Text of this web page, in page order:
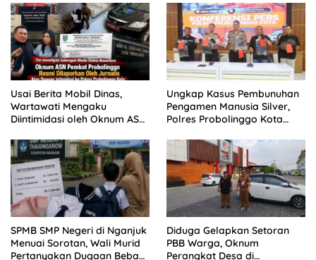
KELUARGA KORBAN
MENGAMUK DI PN MALANG
Usai Berita Mobil Dinas,
Wartawati Mengaku
Diintimidasi oleh Oknum ASN
Tempuh Jalur Hukum
Ungkap Kasus Pembunuhan
Pengamen Manusia Silver,
Polres Probolinggo Kota
SPMB SMP Negeri di Nganjuk
Menuai Sorotan, Wali Murid
Pertanyakan Dugaan Beban
Diduga Gelapkan Setoran
PBB Warga, Oknum
Perangkat Desa di